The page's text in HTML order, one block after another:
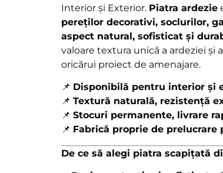
Interior și Exterior. Piatra ardezie
pereților decorativi, soclurilor,
aspect natural, sofisticat și
valoare textura unică a ardeziei și
oricărui proiect de amenajare.
📌 Disponibilă pentru interior și
📌 Textură naturală, rezistență
📌 Stocuri permanente, livrare
📌 Fabrică proprie de
De ce să alegi piatra scapițată